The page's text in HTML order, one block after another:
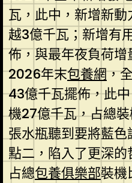
瓦，此中，新增新
越3億千瓦；新增有
佈，與最年夜負荷
2026年末包養網，
43億千瓦擺佈，此
機27億千瓦，占總
張水瓶聽到要將藍
點二，陷入了更深
占總包養俱樂部裝機